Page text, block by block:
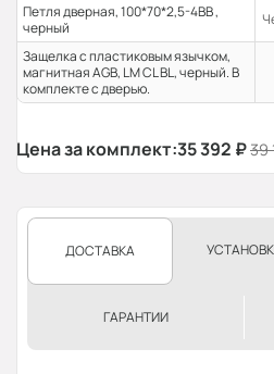
Петля дверная, 100*70*2,5-4ВВ ,
черный
Защелка с пластиковым язычком,
магнитная AGB, LM CL BL, черный. В
комплекте с дверью.
Цена за комплект:35 392 ₽39
ДОСТАВКА
ГАРАНТИИ